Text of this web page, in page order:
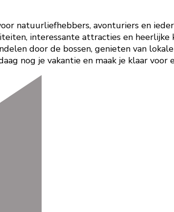
natuurliefhebbers, avonturiers en
interessante attracties en
door de bossen, genieten van
nog je vakantie en maak je klaar